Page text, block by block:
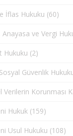
İflas Hukuku (60)
Anayasa ve Vergi
Hukuku (2)
Güvenlik
Verilerin Korunması
Hukuk (159)
Usul Hukuku (108)